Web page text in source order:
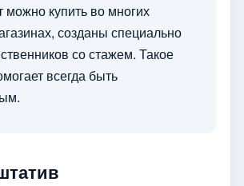
можно купить во многих
созданы специально
со стажем. Такое
всегда быть